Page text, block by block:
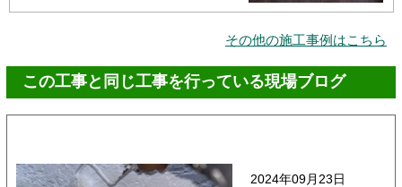
その他の施工事例はこちら
この工事と同じ工事を行っている現場ブログ
2024年09月23日